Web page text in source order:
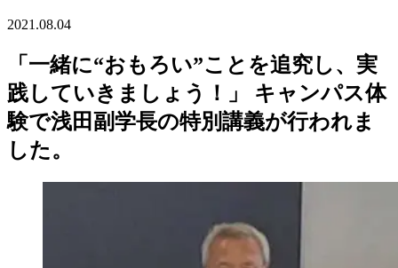
2021.08.04
「一緒に“おもろい”ことを追究し、実
践していきましょう！」 キャンパス体
験で浅田副学長の特別講義が行われま
した。